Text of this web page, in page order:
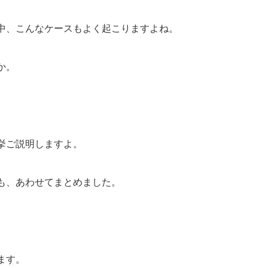
こんなケースもよく起こりますよね。
説明しますよ。
あわせてまとめました。
。